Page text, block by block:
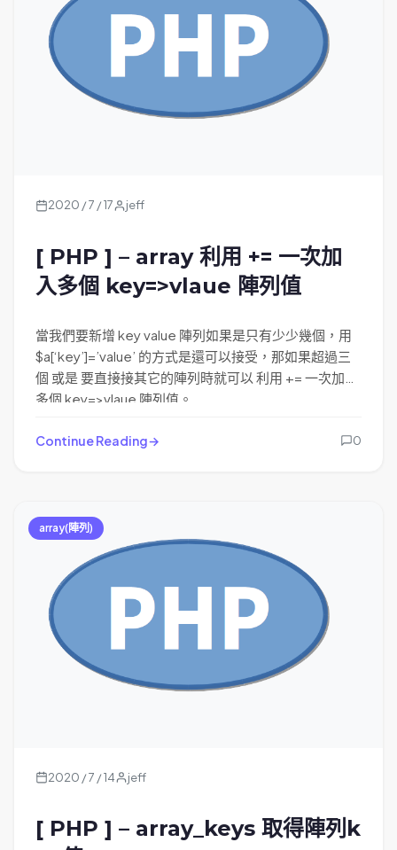
2020 / 7 / 17 jeff
[ PHP ] – array 利用 += 一次加
入多個 key=>vlaue 陣列值
當我們要新增 key value 陣列如果是只有少少幾個，用
$a[‘key’]=’value’ 的方式是還可以接受，那如果超過三
個 或是 要直接接其它的陣列時就可以 利用 += 一次加入
多個 key=>vlaue 陣列值。
Continue Reading 0
array(陣列)
2020 / 7 / 14 jeff
[ PHP ] – array_keys 取得陣列k